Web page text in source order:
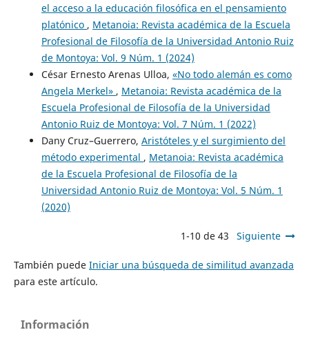
el acceso a la educación filosófica en el pensamiento
platónico , Metanoia: Revista académica de la Escuela
Profesional de Filosofía de la Universidad Antonio Ruiz
de Montoya: Vol. 9 Núm. 1 (2024)
César Ernesto Arenas Ulloa, «No todo alemán es como
Angela Merkel» , Metanoia: Revista académica de la
Escuela Profesional de Filosofía de la Universidad
Antonio Ruiz de Montoya: Vol. 7 Núm. 1 (2022)
Dany Cruz–Guerrero, Aristóteles y el surgimiento del
método experimental , Metanoia: Revista académica
de la Escuela Profesional de Filosofía de la
Universidad Antonio Ruiz de Montoya: Vol. 5 Núm. 1
(2020)
1-10 de 43 Siguiente
También puede Iniciar una búsqueda de similitud avanzada
para este artículo.
Información